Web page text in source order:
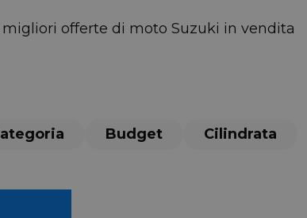
offerte di moto Suzuki in vendita
Budget Cilindrata